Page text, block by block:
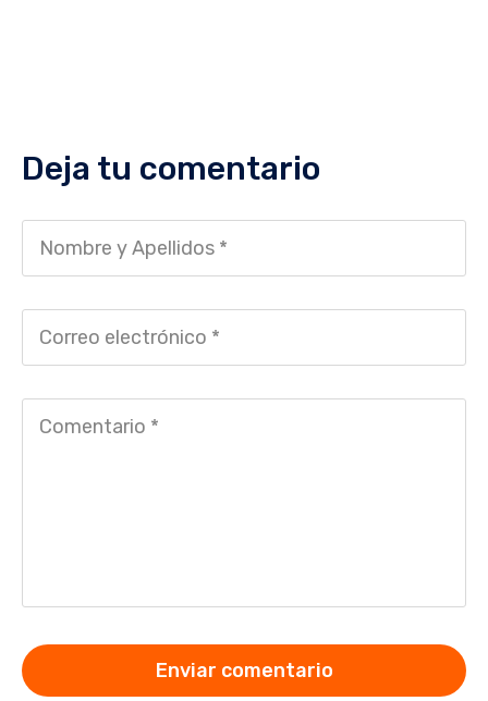
Deja tu comentario